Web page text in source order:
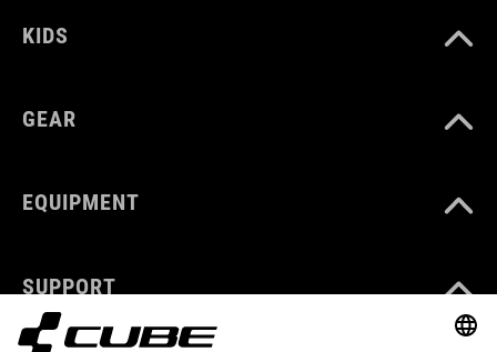
KIDS
GEAR
EQUIPMENT
SUPPORT